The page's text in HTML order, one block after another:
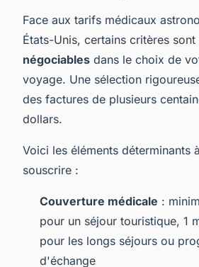
Face aux tarifs médicaux
États-Unis, certains critères
négociables dans le choix de
voyage. Une sélection
des factures de plusieurs
dollars.
Voici les éléments déterminants
souscrire :
Couverture médicale :
pour un séjour touristique, 1
pour les longs séjours ou
d'échange